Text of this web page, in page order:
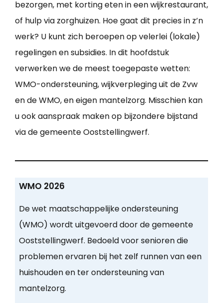
bezorgen, met korting eten in een wijkrestaurant,
of hulp via zorghuizen. Hoe gaat dit precies in z’n
werk? U kunt zich beroepen op velerlei (lokale)
regelingen en subsidies. In dit hoofdstuk
verwerken we de meest toegepaste wetten:
WMO-ondersteuning, wijkverpleging uit de Zvw
en de WMO, en eigen mantelzorg. Misschien kan
u ook aanspraak maken op bijzondere bijstand
via de gemeente Ooststellingwerf.
WMO 2026
De wet maatschappelijke ondersteuning
(WMO) wordt uitgevoerd door de gemeente
Ooststellingwerf. Bedoeld voor senioren die
problemen ervaren bij het zelf runnen van een
huishouden en ter ondersteuning van
mantelzorg.